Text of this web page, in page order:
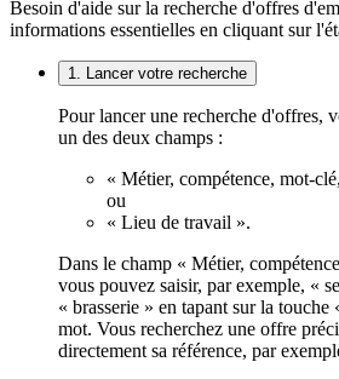
Besoin d'aide sur la recherche d'offres
informations essentielles en cliquant sur
1. Lancer votre recherche
Pour lancer une recherche d'offres,
un des deux champs :
« Métier, compétence, mot-
ou
« Lieu de travail ».
Dans le champ « Métier,
vous pouvez saisir, par exemple, «
« brasserie » en tapant sur la touche
mot. Vous recherchez une offre
directement sa référence, par